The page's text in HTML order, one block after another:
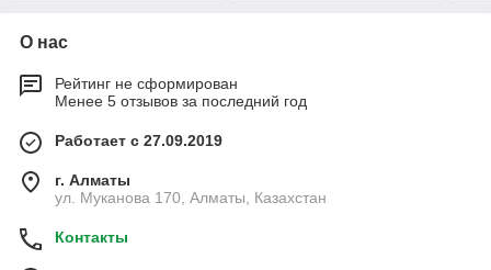
О нас
Рейтинг не сформирован
Менее 5 отзывов за последний год
Работает с 27.09.2019
г. Алматы
ул. Муканова 170, Алматы, Казахстан
Контакты